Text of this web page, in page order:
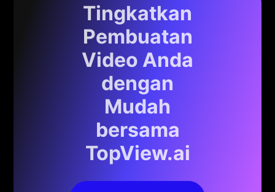
Tingkatkan
Pembuatan
Video Anda
dengan
Mudah
bersama
TopView.ai